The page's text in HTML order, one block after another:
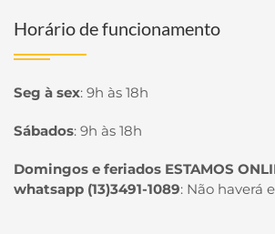
Horário de funcionamento
Seg à sex: 9h às 18h
Sábados: 9h às 18h
Domingos e feriados ESTAMOS
whatsapp (13)3491-1089: Não haverá